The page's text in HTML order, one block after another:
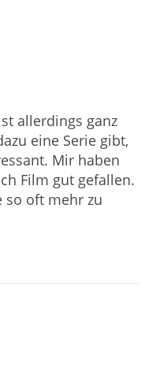
allerdings ganz
eine Serie gibt,
Mir haben
Film gut gefallen.
so oft mehr zu